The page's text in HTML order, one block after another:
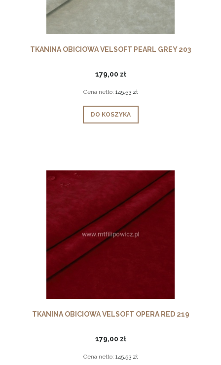
TKANINA OBICIOWA VELSOFT PEARL GREY 203
179,00 zł
Cena netto: 145,53 zł
DO KOSZYKA
TKANINA OBICIOWA VELSOFT OPERA RED 219
179,00 zł
Cena netto: 145,53 zł